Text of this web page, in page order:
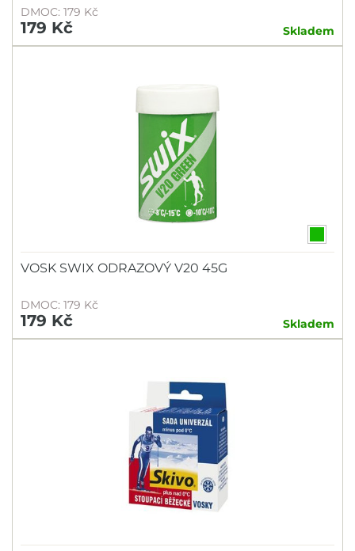
DMOC: 179 Kč
179 Kč Skladem
VOSK SWIX ODRAZOVÝ V20 45G
DMOC: 179 Kč
179 Kč Skladem